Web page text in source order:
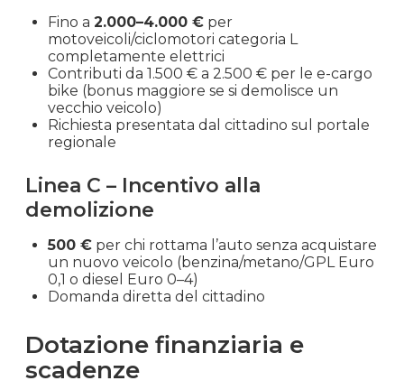
Fino a 2.000–4.000 € per
motoveicoli/ciclomotori categoria L
completamente elettrici
Contributi da 1.500 € a 2.500 € per le e-cargo
bike (bonus maggiore se si demolisce un
vecchio veicolo)
Richiesta presentata dal cittadino sul portale
regionale
Linea C – Incentivo alla
demolizione
500 € per chi rottama l’auto senza acquistare
un nuovo veicolo (benzina/metano/GPL Euro
0,1 o diesel Euro 0–4)
Domanda diretta del cittadino
Dotazione finanziaria e
scadenze